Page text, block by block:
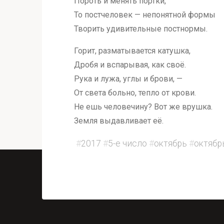
То постчеловек — непонятной формы
Творить удивительные постнормы.
Горит, разматывается катушка,
Дробя и вспарывая, как своё.
Рука и лужа, углы и брови, —
От света больно, тепло от крови.
Не ешь человечину? Вот же врушка.
Земля выдавливает её.
#2017 #5-е число #октябрь #